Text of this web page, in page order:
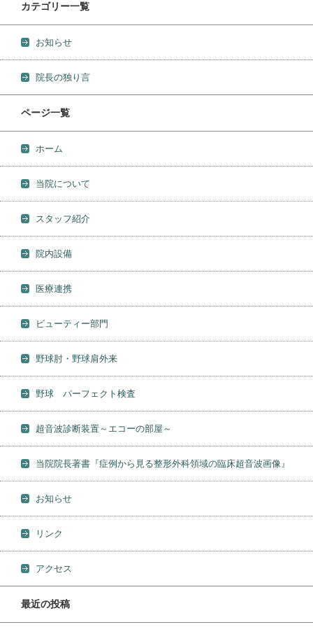
カテゴリー一覧
お知らせ
院長の独り言
ページ一覧
ホーム
当院について
スタッフ紹介
院内設備
医療連携
ビューティー部門
野球肘・野球肩外来
野球 パーフェクト検査
超音波診断装置～エコーの部屋～
当院院長著書『症例から見る整形外科領域の臨床超音波画像』
お知らせ
リンク
アクセス
最近の投稿